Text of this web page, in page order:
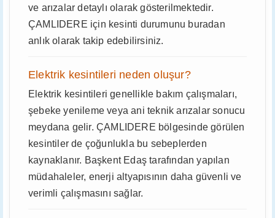
ve arızalar detaylı olarak gösterilmektedir.
ÇAMLIDERE için kesinti durumunu buradan
anlık olarak takip edebilirsiniz.
Elektrik kesintileri neden oluşur?
Elektrik kesintileri genellikle bakım çalışmaları,
şebeke yenileme veya ani teknik arızalar sonucu
meydana gelir. ÇAMLIDERE bölgesinde görülen
kesintiler de çoğunlukla bu sebeplerden
kaynaklanır. Başkent Edaş tarafından yapılan
müdahaleler, enerji altyapısının daha güvenli ve
verimli çalışmasını sağlar.